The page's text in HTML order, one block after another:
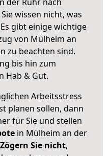
wissen nicht, was
gibt einige wichtige
von Mülheim an
zu beachten sind.
bis hin zum
Hab & Gut.
Arbeitsstress
planen sollen, dann
für Sie und stellen
in Mülheim an der
Zögern Sie nicht,